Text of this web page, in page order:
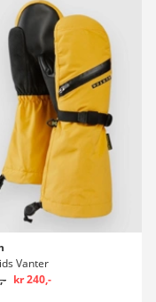
Vanter
kr 240,-